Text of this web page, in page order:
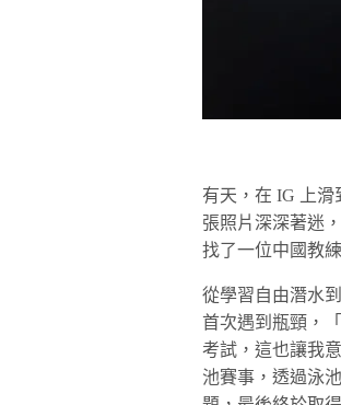
有天，在 IG 上
張照片深深著迷
找了一位中國教
從學習自由潛水
首次遇到瓶頸，
考試，這也讓我
池賽事，透過泳